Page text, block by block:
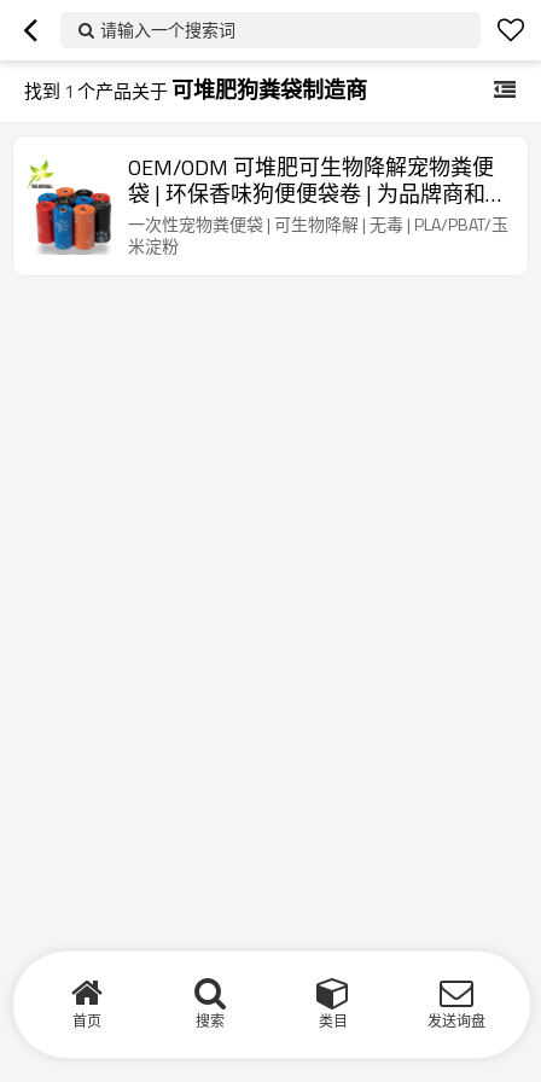
请输入一个搜索词
找到 1 个产品关于可堆肥狗粪袋制造商
OEM/ODM 可堆肥可生物降解宠物粪便
袋 | 环保香味狗便便袋卷 | 为品牌商和批
发商提供可定制的环保解决方案
一次性宠物粪便袋 | 可生物降解 | 无毒 | PLA/PBAT/玉
米淀粉
首页 搜索 类目 发送询盘